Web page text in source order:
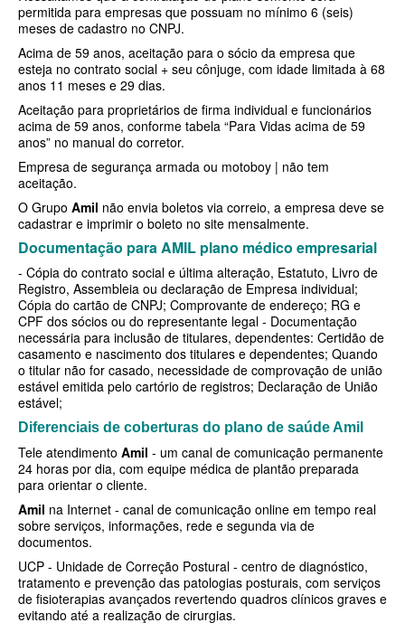
INTERCLINICAS PLANO DE SAÚDE FAMILIAR
KIPP PLANO DE SAÚDE FAMILIAR
MED TOUR PLANO DE SAÚDE FAMILIAR
MEDICAL HEALTH PLANO DE SAÚDE FAMILIAR
PLENA PLANO DE SAÚDE FAMILIAR
QSAUDE PLANO DE SAÚDE FAMILIAR
SANTA HELENA PLANO DE SAÚDE FAMILIAR
SANTARIS PLANO DE SAÚDE FAMILIAR
SÃO CRISTOVÃO PLANO DE SAÚDE FAMILIAR
SÃO MIGUEL PLANO DE SAÚDE FAMILIAR
STA CASA MAUÁ PLANO DE SAÚDE FAMILIAR
TOTAL MEDCARE PLANO DE SAÚDE FAMILIAR
ÚNICA PLANO DE SAÚDE FAMILIAR
UNIHOSP PLANO DE SAÚDE FAMILIAR
UNIMED GUARULHOS PLANO DE SAÚDE FAMILIAR
CLASSES PLANO DE SAÚDE FAMILIAR
PLANO DE SAÚDE INFANTIL
AMIL PLANO DE SAÚDE INFANTIL
permitida para empresas que possuam no mínimo 6 (seis)
meses de cadastro no CNPJ.
Acima de 59 anos, aceitação para o sócio da empresa que
esteja no contrato social + seu cônjuge, com idade limitada à 68
anos 11 meses e 29 dias.
Aceitação para proprietários de firma individual e funcionários
acima de 59 anos, conforme tabela “Para Vidas acima de 59
anos” no manual do corretor.
Empresa de segurança armada ou motoboy | não tem
aceitação.
O Grupo Amil não envia boletos via correio, a empresa deve se
cadastrar e imprimir o boleto no site mensalmente.
Documentação para AMIL plano médico empresarial
- Cópia do contrato social e última alteração, Estatuto, Livro de
Registro, Assembleia ou declaração de Empresa individual;
Cópia do cartão de CNPJ; Comprovante de endereço; RG e
CPF dos sócios ou do representante legal - Documentação
necessária para inclusão de titulares, dependentes: Certidão de
casamento e nascimento dos titulares e dependentes; Quando
o titular não for casado, necessidade de comprovação de união
estável emitida pelo cartório de registros; Declaração de União
estável;
Diferenciais de coberturas do plano de saúde Amil
Tele atendimento Amil - um canal de comunicação permanente
24 horas por dia, com equipe médica de plantão preparada
para orientar o cliente.
Amil na Internet - canal de comunicação online em tempo real
sobre serviços, informações, rede e segunda via de
documentos.
UCP - Unidade de Correção Postural - centro de diagnóstico,
tratamento e prevenção das patologias posturais, com serviços
de fisioterapias avançados revertendo quadros clínicos graves e
evitando até a realização de cirurgias.